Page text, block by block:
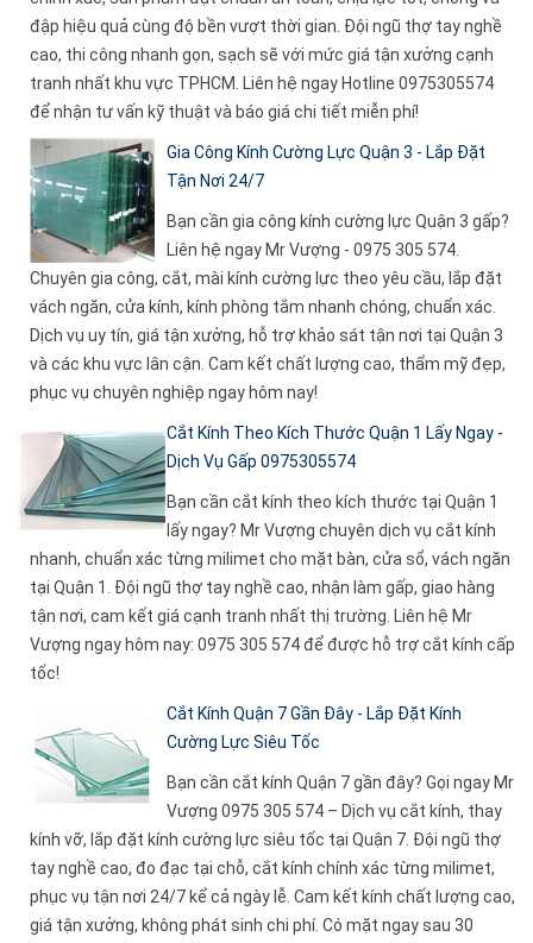
đập hiệu quả cùng độ bền vượt thời gian. Đội ngũ thợ tay nghề
cao, thi công nhanh gọn, sạch sẽ với mức giá tận xưởng cạnh
tranh nhất khu vực TPHCM. Liên hệ ngay Hotline 0975305574
để nhận tư vấn kỹ thuật và báo giá chi tiết miễn phí!
Gia Công Kính Cường Lực Quận 3 - Lắp Đặt
Tận Nơi 24/7
Bạn cần gia công kính cường lực Quận 3 gấp?
Liên hệ ngay Mr Vượng - 0975 305 574.
Chuyên gia công, cắt, mài kính cường lực theo yêu cầu, lắp đặt
vách ngăn, cửa kính, kính phòng tắm nhanh chóng, chuẩn xác.
Dịch vụ uy tín, giá tận xưởng, hỗ trợ khảo sát tận nơi tại Quận 3
và các khu vực lân cận. Cam kết chất lượng cao, thẩm mỹ đẹp,
phục vụ chuyên nghiệp ngay hôm nay!
Cắt Kính Theo Kích Thước Quận 1 Lấy Ngay -
Dịch Vụ Gấp 0975305574
Bạn cần cắt kính theo kích thước tại Quận 1
lấy ngay? Mr Vượng chuyên dịch vụ cắt kính
nhanh, chuẩn xác từng milimet cho mặt bàn, cửa sổ, vách ngăn
tại Quận 1. Đội ngũ thợ tay nghề cao, nhận làm gấp, giao hàng
tận nơi, cam kết giá cạnh tranh nhất thị trường. Liên hệ Mr
Vượng ngay hôm nay: 0975 305 574 để được hỗ trợ cắt kính cấp
tốc!
Cắt Kính Quận 7 Gần Đây - Lắp Đặt Kính
Cường Lực Siêu Tốc
Bạn cần cắt kính Quận 7 gần đây? Gọi ngay Mr
Vượng 0975 305 574 – Dịch vụ cắt kính, thay
kính vỡ, lắp đặt kính cường lực siêu tốc tại Quận 7. Đội ngũ thợ
tay nghề cao, đo đạc tại chỗ, cắt kính chính xác từng milimet,
phục vụ tận nơi 24/7 kể cả ngày lễ. Cam kết kính chất lượng cao,
giá tận xưởng, không phát sinh chi phí. Có mặt ngay sau 30